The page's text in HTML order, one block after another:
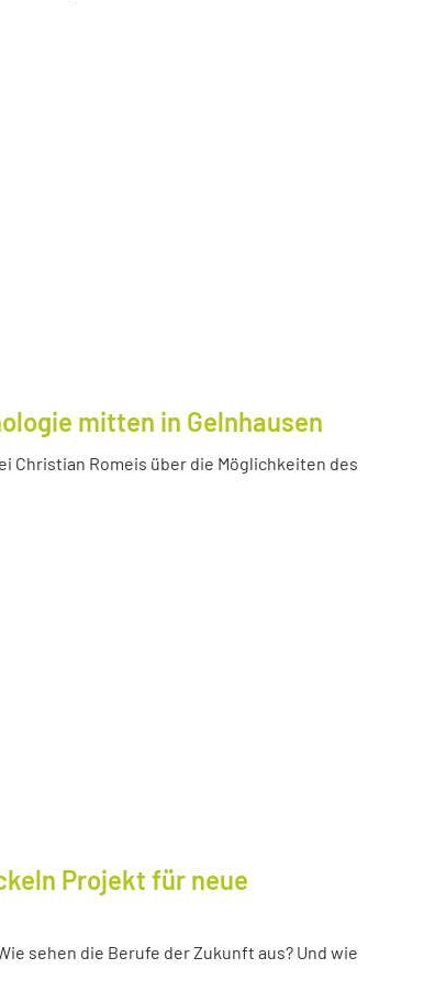
mitten in Gelnhausen
Christian Romeis über die Möglichkeiten des
Projekt für neue
sehen die Berufe der Zukunft aus? Und wie